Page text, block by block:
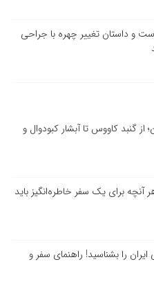
و داستان تغییر چهره با جراحی
از گنبد کاووس تا آبشار کبودوال و
آنچه برای یک سفر خاطره‌انگیز باید
را بشناسید! راهنمای سفر و